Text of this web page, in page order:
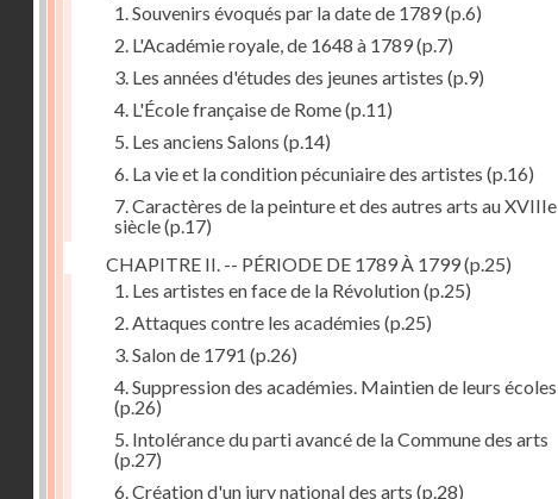
1. Souvenirs évoqués par la date de 1789(p.6)
2. L'Académie royale, de 1648 à 1789(p.7)
3. Les années d'études des jeunes artistes (p.9)
4. L'École française de Rome(p.11)
5. Les anciens Salons (p.14)
6. La vie et la condition pécuniaire des artistes (p.16)
7. Caractères de la peinture et des autres arts au XVIIIe
siècle(p.17)
CHAPITRE II. -- PÉRIODE DE 1789 À 1799(p.25)
1. Les artistes en face de la Révolution(p.25)
2. Attaques contre les académies (p.25)
3. Salon de 1791 (p.26)
4. Suppression des académies. Maintien de leurs écoles
(p.26)
5. Intolérance du parti avancé de la Commune des arts
(p.27)
6. Création d'un jury national des arts (p.28)